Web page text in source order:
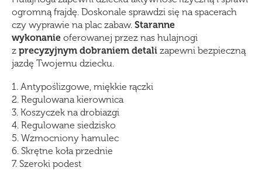
ogromną frajdę. Doskonale sprawdzi się na spacerach
czy wyprawie na plac zabaw. Staranne
wykonanie oferowanej przez nas hulajnogi
z precyzyjnym dobraniem detali zapewni bezpieczną
jazdę Twojemu dziecku.
1. Antypoślizgowe, miękkie rączki
2. Regulowana kierownica
3. Koszyczek na drobiazgi
4. Regulowane siedzisko
5. Wzmocniony hamulec
6. Skrętne koła przednie
7. Szeroki podest